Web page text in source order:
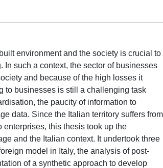
environment and the society is crucial to
such a context, the sector of businesses
and because of the high losses it
to businesses is still a challenging task
the paucity of information to
data. Since the Italian territory suffers from
this thesis took up the
and the Italian context. It undertook three
model in Italy, the analysis of post-
of a synthetic approach to develop